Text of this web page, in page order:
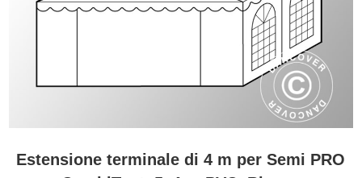
Estensione terminale di 4 m per Semi PRO